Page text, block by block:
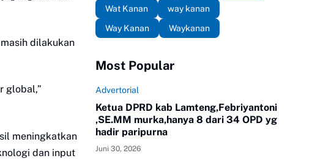
dilakukan
global,”
meningkatkan
dan input
Wat Kanan
way kanan
Way Kanan
Waykanan
Most Popular
Advertorial
Ketua DPRD kab Lamteng,Febriyantoni
,SE.MM murka,hanya 8 dari 34 OPD yg
hadir paripurna
Juni 30, 2026